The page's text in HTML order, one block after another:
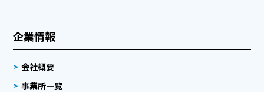
企業情報
会社概要
事業所一覧